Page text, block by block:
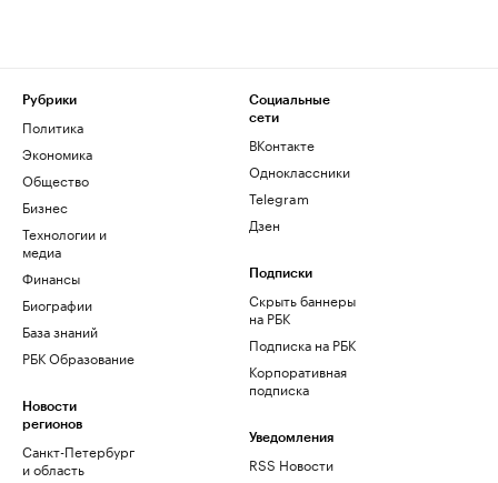
Рубрики
Политика
Экономика
Общество
Бизнес
Технологии и
медиа
Финансы
Биографии
База знаний
РБК Образование
Новости
регионов
Санкт-Петербург
и область
Социальные
сети
ВКонтакте
Одноклассники
Telegram
Дзен
Подписки
Скрыть баннеры
на РБК
Подписка на РБК
Корпоративная
подписка
Уведомления
RSS Новости